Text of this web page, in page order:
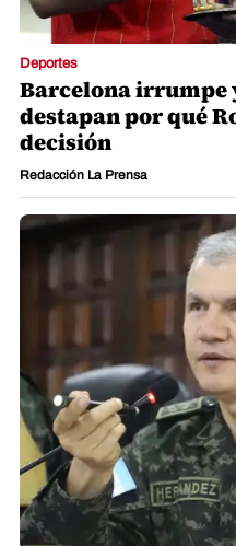
Deportes
Barcelona irrumpe
destapan por qué
decisión
Redacción La Prensa